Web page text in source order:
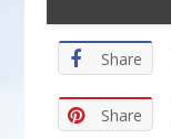
Share
Share